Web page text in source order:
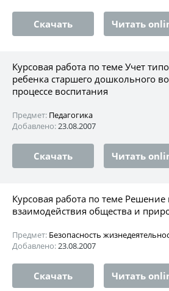
Скачать Читать
Курсовая работа по теме Учет
ребенка старшего дошкольного
процессе воспитания
Предмет: Педагогика
Добавлено:23.08.2007
Скачать Читать
Курсовая работа по теме
взаимодействия общества и
Предмет: Безопасность
Добавлено:23.08.2007
Скачать Читать